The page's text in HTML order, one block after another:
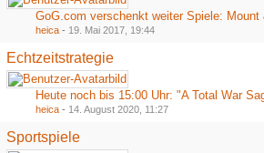
heica - 19. Mai 2017, 19:44
Echtzeitstrategie
heica - 14. August 2020, 11:27
Sportspiele